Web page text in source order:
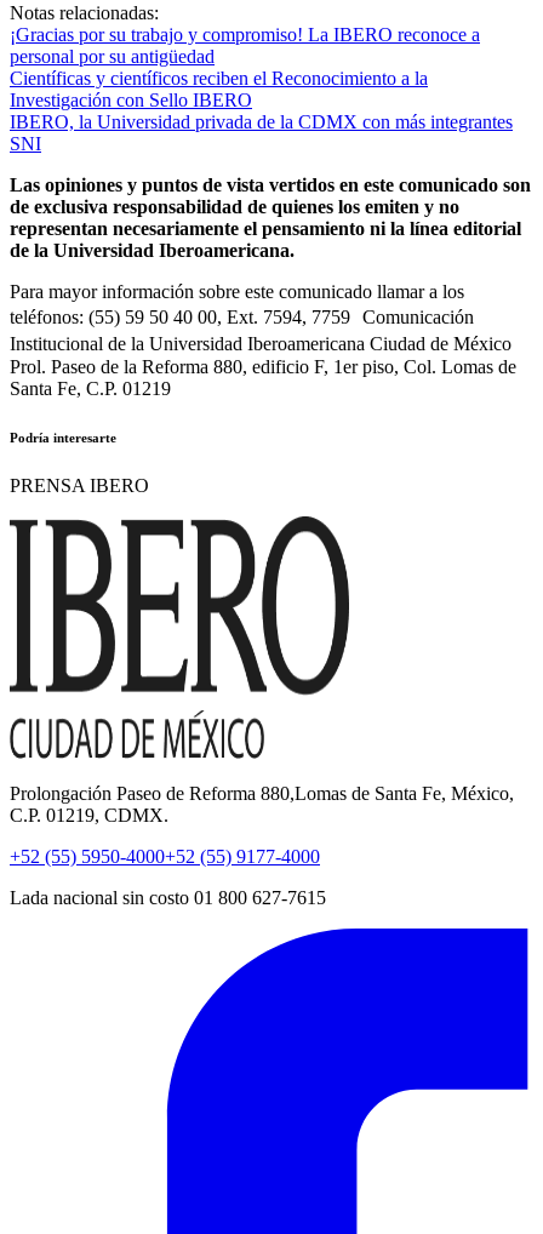
Notas relacionadas:
¡Gracias por su trabajo y compromiso! La IBERO reconoce a
personal por su antigüedad
Científicas y científicos reciben el Reconocimiento a la
Investigación con Sello IBERO
IBERO, la Universidad privada de la CDMX con más integrantes
SNI
Las opiniones y puntos de vista vertidos en este comunicado son
de exclusiva responsabilidad de quienes los emiten y no
representan necesariamente el pensamiento ni la línea editorial
de la Universidad Iberoamericana.
Para mayor información sobre este comunicado llamar a los
teléfonos: (55) 59 50 40 00, Ext. 7594, 7759 Comunicación
Institucional de la Universidad Iberoamericana Ciudad de México
Prol. Paseo de la Reforma 880, edificio F, 1er piso, Col. Lomas de
Santa Fe, C.P. 01219
Podría interesarte
PRENSA IBERO
Prolongación Paseo de Reforma 880,Lomas de Santa Fe, México,
C.P. 01219, CDMX.
+52 (55) 5950-4000+52 (55) 9177-4000
Lada nacional sin costo 01 800 627-7615